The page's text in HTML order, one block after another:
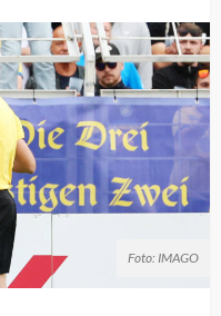
Foto: IMAGO